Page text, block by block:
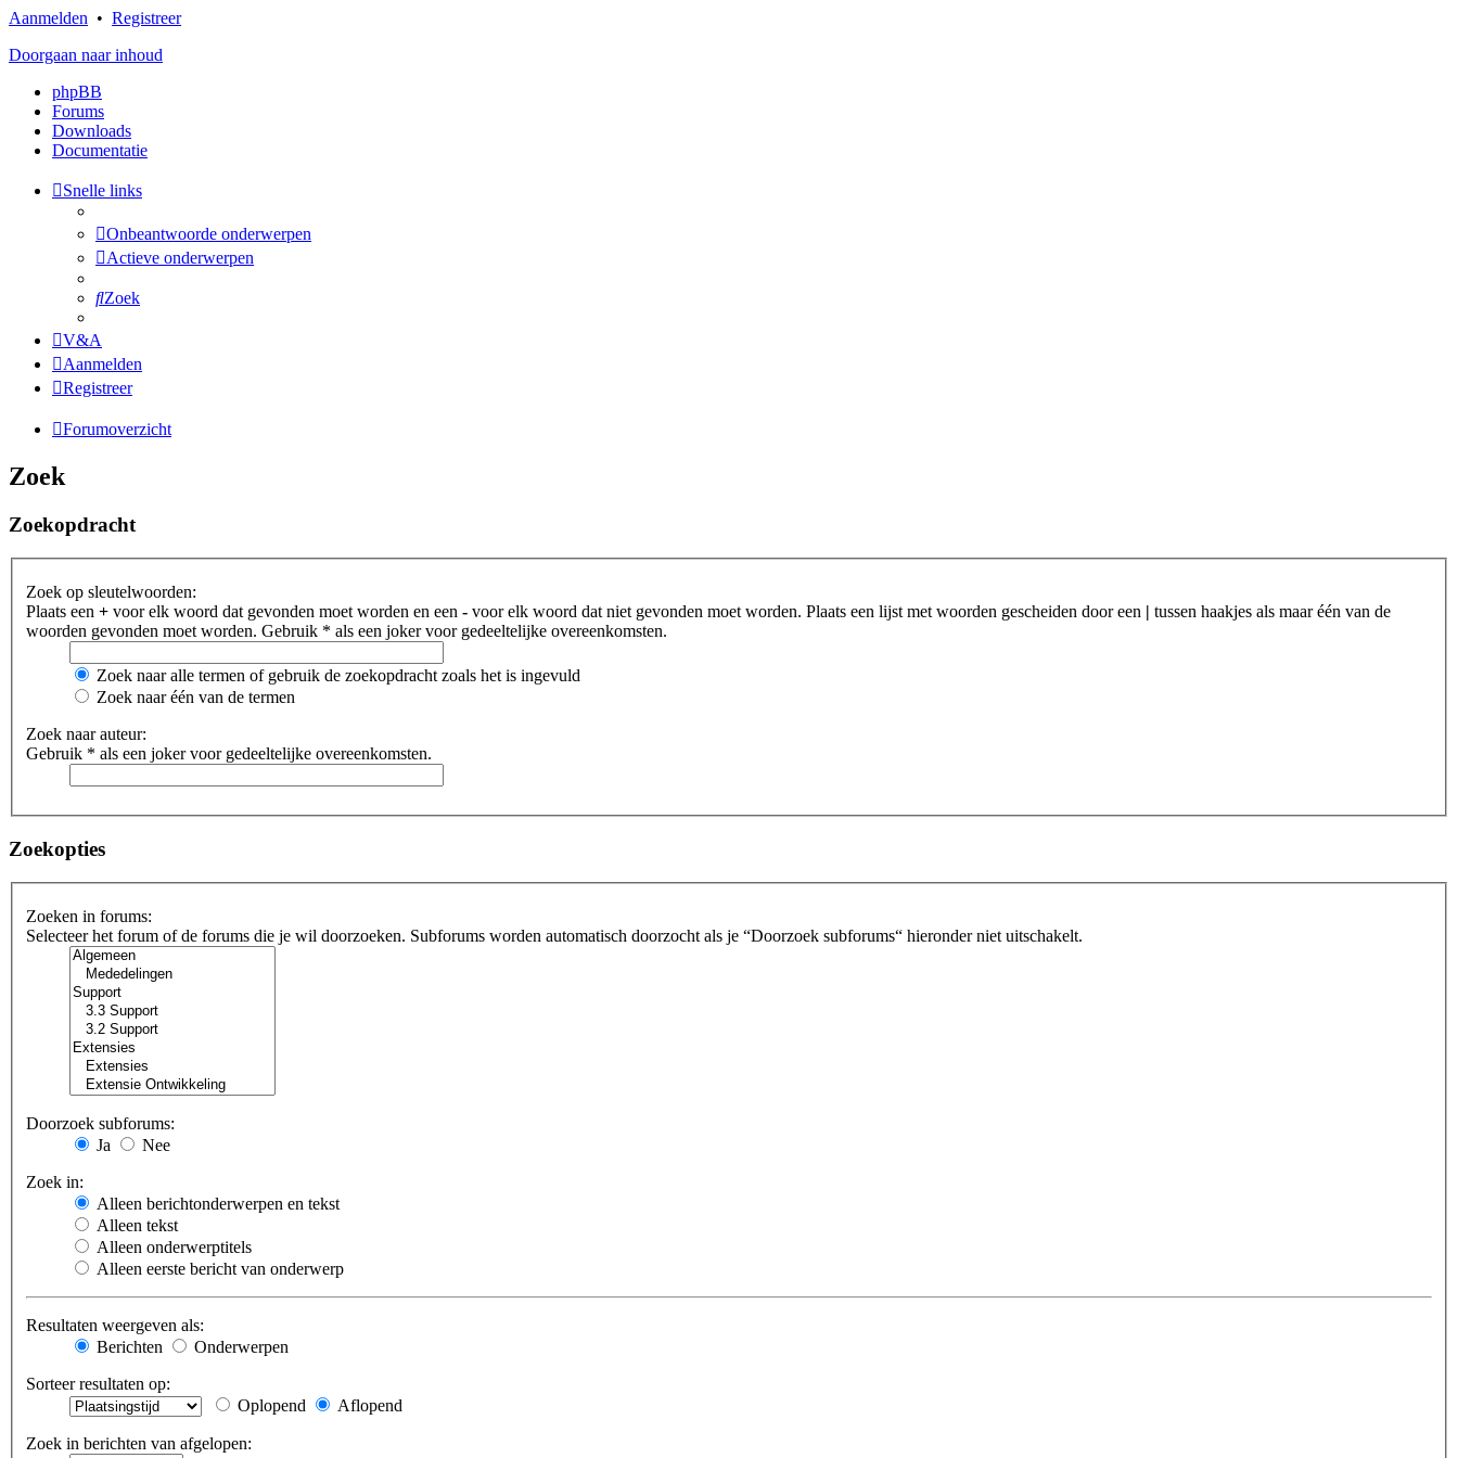
Aanmelden • Registreer
Doorgaan naar inhoud
phpBB
Forums
Downloads
Documentatie
Snelle links
Onbeantwoorde onderwerpen
Actieve onderwerpen
Zoek
V&A
Aanmelden
Registreer
Forumoverzicht
Zoek
Zoekopdracht
Zoek op sleutelwoorden:
Plaats een + voor elk woord dat gevonden moet worden en een - voor elk woord dat niet gevonden moet worden. Plaats een lijst met woorden gescheiden door een | tussen haakjes als maar één van de
woorden gevonden moet worden. Gebruik * als een joker voor gedeeltelijke overeenkomsten.
Zoek naar alle termen of gebruik de zoekopdracht zoals het is ingevuld
Zoek naar één van de termen
Zoek naar auteur:
Gebruik * als een joker voor gedeeltelijke overeenkomsten.
Zoekopties
Zoeken in forums:
Selecteer het forum of de forums die je wil doorzoeken. Subforums worden automatisch doorzocht als je “Doorzoek subforums“ hieronder niet uitschakelt.
Doorzoek subforums:
Ja
Nee
Zoek in:
Alleen berichtonderwerpen en tekst
Alleen tekst
Alleen onderwerptitels
Alleen eerste bericht van onderwerp
Resultaten weergeven als:
Berichten
Onderwerpen
Sorteer resultaten op:
Oplopend
Aflopend
Zoek in berichten van afgelopen: